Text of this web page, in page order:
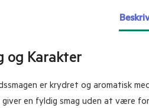
og Karakter
er krydret og aromatisk
giver en fyldig smag uden at være